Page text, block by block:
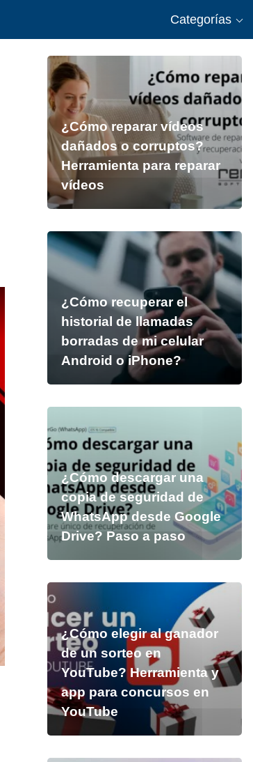
Categorías
¿Cómo reparar vídeos
dañados o corruptos?
Herramienta para reparar
vídeos
¿Cómo recuperar el
historial de llamadas
borradas de mi celular
Android o iPhone?
¿Cómo descargar una
copia de seguridad de
WhatsApp desde Google
Drive? Paso a paso
¿Cómo elegir al ganador
de un sorteo en
YouTube? Herramienta y
app para concursos en
YouTube